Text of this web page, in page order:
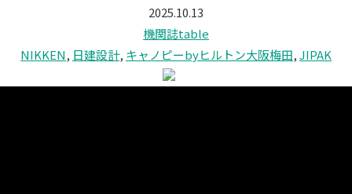
2025.10.13
機関誌table
NIKKEN, 日建設計, キャノピーbyヒルトン大阪梅田,JIPAK